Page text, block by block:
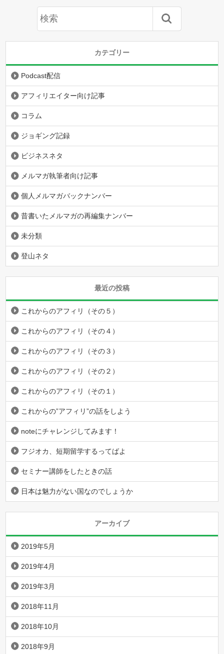
カテゴリー
Podcast配信
アフィリエイター向け記事
コラム
ジョギング記録
ビジネスネタ
メルマガ執筆者向け記事
個人メルマガバックナンバー
昔書いたメルマガの再編集ナンバー
未分類
登山ネタ
最近の投稿
これからのアフィリ（その５）
これからのアフィリ（その４）
これからのアフィリ（その３）
これからのアフィリ（その２）
これからのアフィリ（その１）
これからの”アフィリ”の話をしよう
noteにチャレンジしてみます！
フジオカ、短期留学するってばよ
セミナー講師をしたときの話
日本は魅力がない国なのでしょうか
アーカイブ
2019年5月
2019年4月
2019年3月
2018年11月
2018年10月
2018年9月